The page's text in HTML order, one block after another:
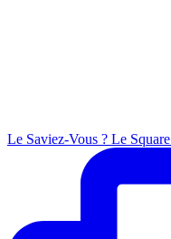
Le Saviez-Vous ? Le